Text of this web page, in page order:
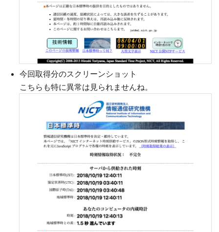
今回取得分のスクリーンショット
こちらも特に異常は見られませんね。